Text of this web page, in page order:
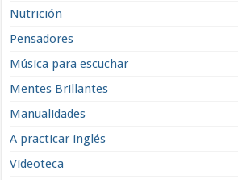
Nutrición
Pensadores
Música para escuchar
Mentes Brillantes
Manualidades
A practicar inglés
Videoteca